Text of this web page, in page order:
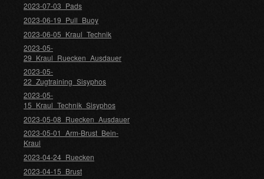
2023-07-03_Pads
2023-06-19_Pull_Buoy
2023-06-05_Kraul_Technik
2023-05-
29_Kraul_Ruecken_Ausdauer
2023-05-
22_Zugtraining_Sisyphos
2023-05-
15_Kraul_Technik_Sisyphos
2023-05-08_Ruecken_Ausdauer
2023-05-01_Arm-Brust_Bein-
Kraul
2023-04-24_Ruecken
2023-04-15_Brust